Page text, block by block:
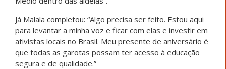
Já Malala completou: “Algo precisa ser feito. Estou aqui
para levantar a minha voz e ficar com elas e investir em
ativistas locais no Brasil. Meu presente de aniversário é
que todas as garotas possam ter acesso à educação
segura e de qualidade.”